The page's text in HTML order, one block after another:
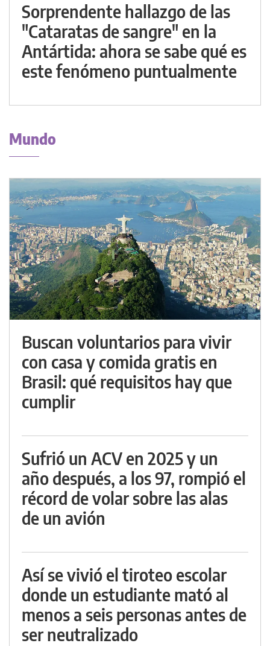
Sorprendente hallazgo de las
"Cataratas de sangre" en la
Antártida: ahora se sabe qué es
este fenómeno puntualmente
Mundo
Buscan voluntarios para vivir
con casa y comida gratis en
Brasil: qué requisitos hay que
cumplir
Sufrió un ACV en 2025 y un
año después, a los 97, rompió el
récord de volar sobre las alas
de un avión
Así se vivió el tiroteo escolar
donde un estudiante mató al
menos a seis personas antes de
ser neutralizado